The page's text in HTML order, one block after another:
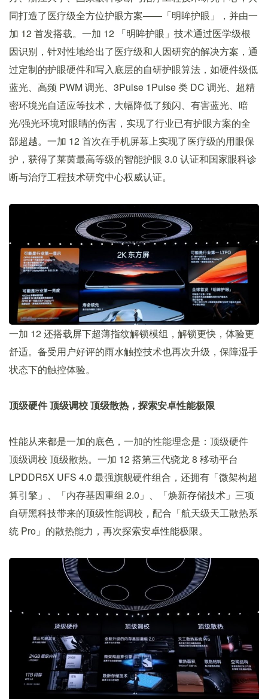
同打造了医疗级全方位护眼方案——「明眸护眼」，并由一
加 12 首发搭载。一加 12 「明眸护眼」技术通过医学级根
因识别，针对性地给出了医疗级和人因研究的解决方案，通
过定制的护眼硬件和写入底层的自研护眼算法，如硬件级低
蓝光、高频 PWM 调光、3Pulse 1Pulse 类 DC 调光、超精
密环境光自适应等技术，大幅降低了频闪、有害蓝光、暗
光/强光环境对眼睛的伤害，实现了行业已有护眼方案的全
部超越。一加 12 首次在手机屏幕上实现了医疗级的用眼保
护，获得了莱茵最高等级的智能护眼 3.0 认证和国家眼科诊
断与治疗工程技术研究中心权威认证。
一加 12 还搭载屏下超薄指纹解锁模组，解锁更快，体验更
舒适。备受用户好评的雨水触控技术也再次升级，保障湿手
状态下的触控体验。
顶级硬件 顶级调校 顶级散热，探索安卓性能极限
性能从来都是一加的底色，一加的性能理念是：顶级硬件
顶级调校 顶级散热。一加 12 搭第三代骁龙 8 移动平台
LPDDR5X UFS 4.0 最强旗舰硬件组合，还拥有「微架构超
算引擎」、「内存基因重组 2.0」、「焕新存储技术」三项
自研黑科技带来的顶级性能调校，配合「航天级天工散热系
统 Pro」的散热能力，再次探索安卓性能极限。